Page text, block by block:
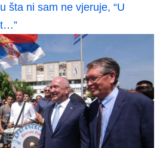
šta ni sam ne vjeruje, “U